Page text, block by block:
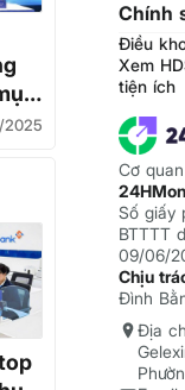
2025
Chính
Điều
Xem
tiện ích
Cơ
Số giấy
BTTTT
09/06/
Chịu
Đình
Địa